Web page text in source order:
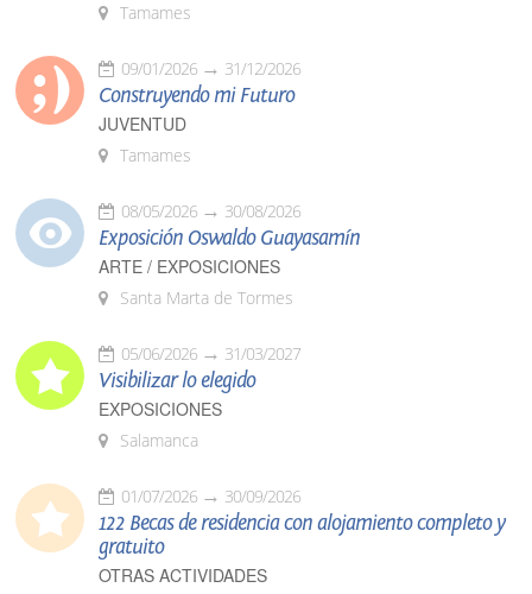
Tamames
09/01/2026 31/12/2026
Construyendo mi Futuro
JUVENTUD
Tamames
08/05/2026 30/08/2026
Exposición Oswaldo Guayasamín
ARTE / EXPOSICIONES
Santa Marta de Tormes
05/06/2026 31/03/2027
Visibilizar lo elegido
EXPOSICIONES
Salamanca
01/07/2026 30/09/2026
122 Becas de residencia con alojamiento completo y
gratuito
OTRAS ACTIVIDADES